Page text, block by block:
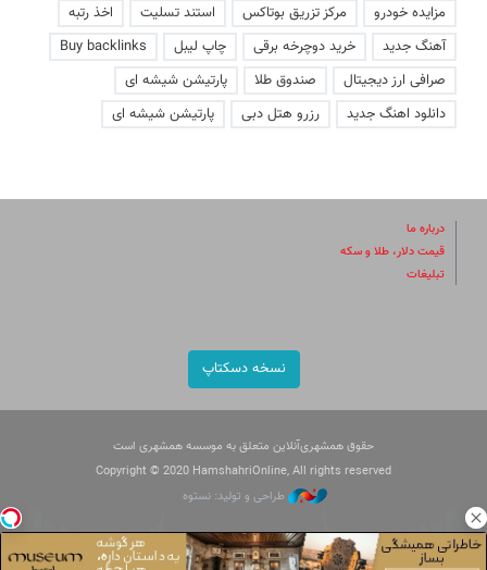
مزایده خودرو
مرکز تزریق بوتاکس استند تسلیت
اخذ رتبه
آهنگ جدید
خرید دوچرخه برقی چاپ لیبل
Buy backlinks
صرافی ارز دیجیتال
صندوق طلا
پارتیشن شیشه ای
دانلود اهنگ جدید
رزرو هتل دبی پارتیشن شیشه ای
درباره ما
قیمت دلار، طلا و سکه
تبلیغات
نسخه دسکتاپ
حقوق همشهری‌آنلاین متعلق به موسسه همشهری است
Copyright © 2020 HamshahriOnline, All rights reserved
طراحی و تولید: نستوه